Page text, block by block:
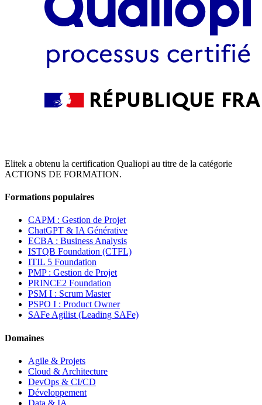
Elitek a obtenu la certification Qualiopi au titre de la catégorie
ACTIONS DE FORMATION.
Formations populaires
CAPM : Gestion de Projet
ChatGPT & IA Générative
ECBA : Business Analysis
ISTQB Foundation (CTFL)
ITIL 5 Foundation
PMP : Gestion de Projet
PRINCE2 Foundation
PSM I : Scrum Master
PSPO I : Product Owner
SAFe Agilist (Leading SAFe)
Domaines
Agile & Projets
Cloud & Architecture
DevOps & CI/CD
Développement
Data & IA